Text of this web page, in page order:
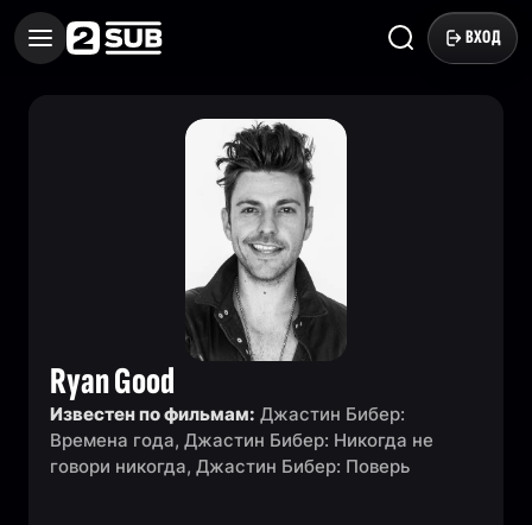
ВХОД
Ryan Good
Известен по фильмам: Джастин Бибер:
Времена года, Джастин Бибер: Никогда не
говори никогда, Джастин Бибер: Поверь